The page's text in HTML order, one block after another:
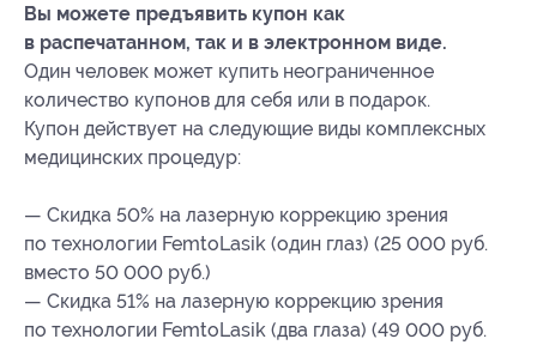
Вы можете предъявить купон как
в распечатанном, так и в электронном виде.
Один человек может купить неограниченное
количество купонов для себя или в подарок.
Купон действует на следующие виды комплексных
медицинских процедур:
— Скидка 50% на лазерную коррекцию зрения
по технологии FemtoLasik (один глаз) (25 000 руб.
вместо 50 000 руб.)
— Скидка 51% на лазерную коррекцию зрения
по технологии FemtoLasik (два глаза) (49 000 руб.